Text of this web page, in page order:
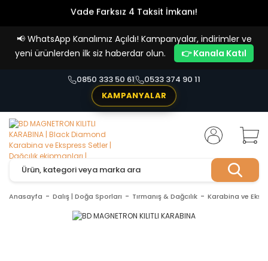
Vade Farksız 4 Taksit İmkanı!
📢 WhatsApp Kanalımız Açıldı! Kampanyalar, indirimler ve
yeni ürünlerden ilk siz haberdar olun.
👉 Kanala Katıl
0850 333 50 61
0533 374 90 11
KAMPANYALAR
Anasayfa Dalış | Doğa Sporları Tırmanış & Dağcılık Karabina ve